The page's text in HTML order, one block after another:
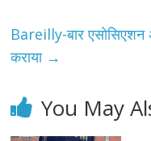
Bareilly-बार
कराया →
You May